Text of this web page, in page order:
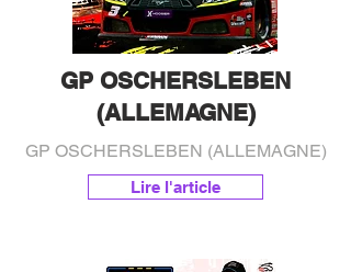
GP OSCHERSLEBEN
(ALLEMAGNE)
GP OSCHERSLEBEN (ALLEMAGNE)
Lire l'article